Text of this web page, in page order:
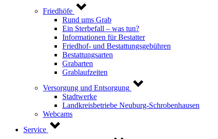
Friedhöfe
Rund ums Grab
Ein Sterbefall – was tun?
Informationen für Bestatter
Friedhof- und Bestattungsgebühren
Bestattungsarten
Grabarten
Grablaufzeiten
Versorgung und Entsorgung
Stadtwerke
Landkreisbetriebe Neuburg-Schrobenhausen
Webcams
Service